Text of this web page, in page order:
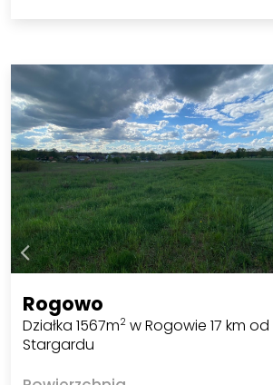
Rogowo
Działka 1567m2 w Rogowie 17 km od
Stargardu